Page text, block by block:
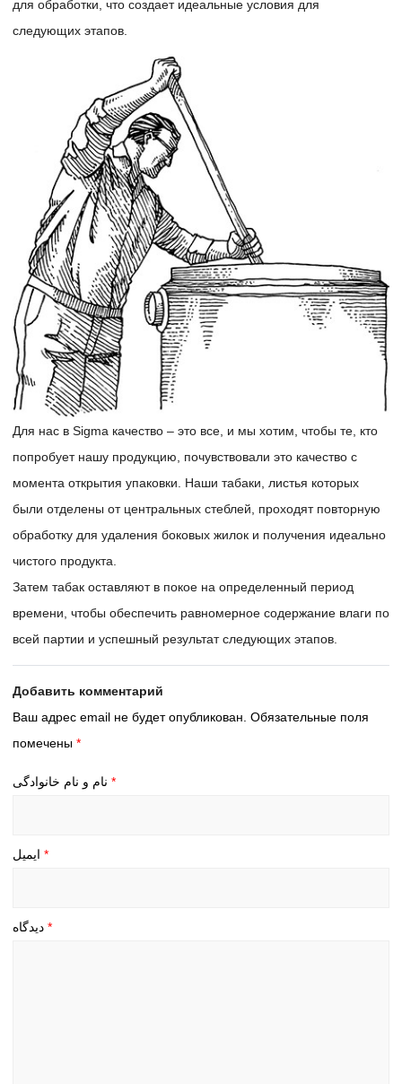
для обработки, что создает идеальные условия для
следующих этапов.
Для нас в Sigma качество – это все, и мы хотим, чтобы те, кто
попробует нашу продукцию, почувствовали это качество с
момента открытия упаковки. Наши табаки, листья которых
были отделены от центральных стеблей, проходят повторную
обработку для удаления боковых жилок и получения идеально
чистого продукта.
Затем табак оставляют в покое на определенный период
времени, чтобы обеспечить равномерное содержание влаги по
всей партии и успешный результат следующих этапов.
Добавить комментарий
Ваш адрес email не будет опубликован. Обязательные поля
помечены *
*
*
*